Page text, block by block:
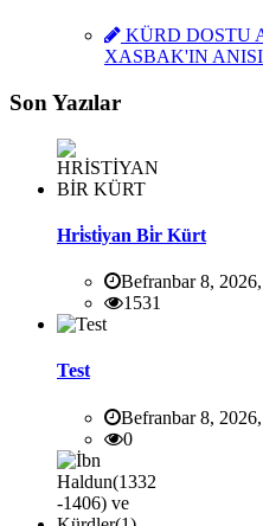
KÜRD DOSTU
XASBAK'IN
Son Yazılar
Hri̇sti̇yan Bi̇r Kürt
Befranbar 8,
1531
Test
Befranbar 8, 2026,
0